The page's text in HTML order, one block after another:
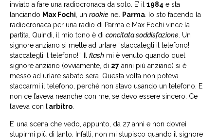
inviato a fare una radiocronaca da solo. E’ il 1984 e sta
lanciando Max Fochi, un rookie nel Parma. Io sto facendo la
radiocronaca per una radio di Parma e Max Fochi vince la
partita. Quindi, il mio tono è di concitata soddisfazione. Un
signore anziano si mette ad urlare “staccategli il telefono!
staccategli il telefono!”. Il flash mi è venuto quando quel
signore anziano (ovviamente, di 27 anni più anziano) si è
messo ad urlare sabato sera. Questa volta non poteva
staccarmi il telefono, perchè non stavo usando un telefono. E
non ce l’aveva neanche con me, se devo essere sincero. Ce
l’aveva con l’arbitro.
E’ una scena che vedo, appunto, da 27 anni e non dovrei
stupirmi più di tanto. Infatti, non mi stupisco quando il signore